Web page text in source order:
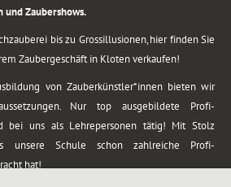
und Zaubershows.
bis zu Grossillusionen, hier finden Sie
Zaubergeschäft in Kloten verkaufen!
von Zauberkünstler*innen bieten wir
Nur top ausgebildete Profi-
bei uns als Lehrepersonen tätig! Mit Stolz
unsere Schule schon zahlreiche Profi-
hat!